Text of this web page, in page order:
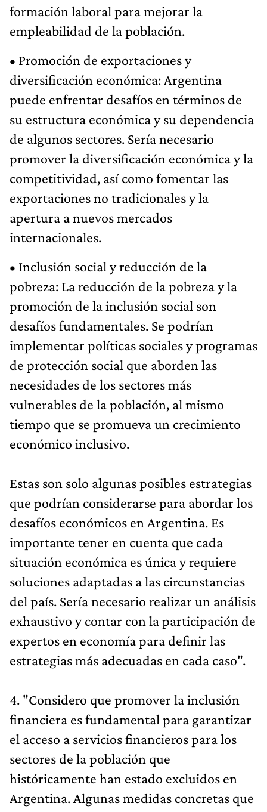
formación laboral para mejorar la
empleabilidad de la población.
• Promoción de exportaciones y
diversificación económica: Argentina
puede enfrentar desafíos en términos de
su estructura económica y su dependencia
de algunos sectores. Sería necesario
promover la diversificación económica y la
competitividad, así como fomentar las
exportaciones no tradicionales y la
apertura a nuevos mercados
internacionales.
• Inclusión social y reducción de la
pobreza: La reducción de la pobreza y la
promoción de la inclusión social son
desafíos fundamentales. Se podrían
implementar políticas sociales y programas
de protección social que aborden las
necesidades de los sectores más
vulnerables de la población, al mismo
tiempo que se promueva un crecimiento
económico inclusivo.
Estas son solo algunas posibles estrategias
que podrían considerarse para abordar los
desafíos económicos en Argentina. Es
importante tener en cuenta que cada
situación económica es única y requiere
soluciones adaptadas a las circunstancias
del país. Sería necesario realizar un análisis
exhaustivo y contar con la participación de
expertos en economía para definir las
estrategias más adecuadas en cada caso".
4. "Considero que promover la inclusión
financiera es fundamental para garantizar
el acceso a servicios financieros para los
sectores de la población que
históricamente han estado excluidos en
Argentina. Algunas medidas concretas que